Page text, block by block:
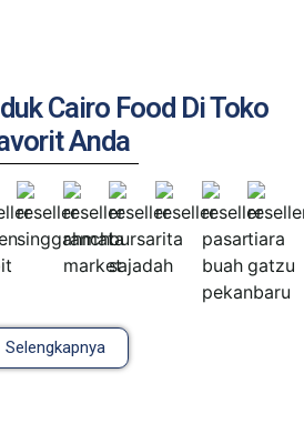
Cairo Food Di Toko
Anda
Selengkapnya